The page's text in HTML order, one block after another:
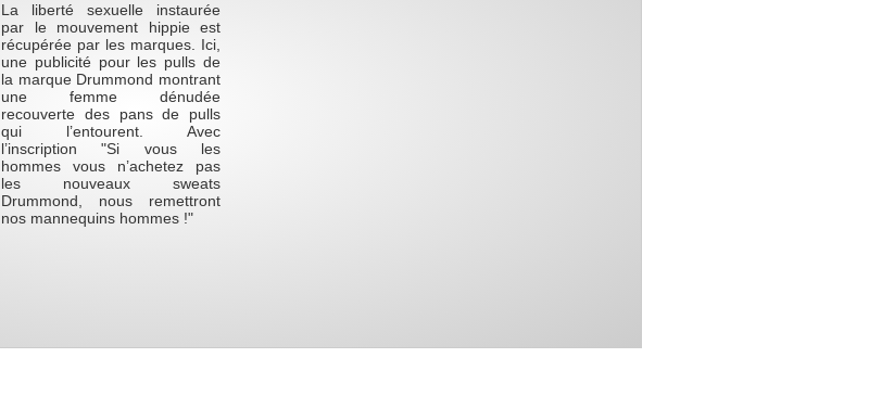
La liberté sexuelle instaurée
par le mouvement hippie est
récupérée par les marques. Ici,
une publicité pour les pulls de
la marque Drummond montrant
une femme dénudée
recouverte des pans de pulls
qui l’entourent. Avec
l’inscription "Si vous les
hommes vous n’achetez pas
les nouveaux sweats
Drummond, nous remettront
nos mannequins hommes !"